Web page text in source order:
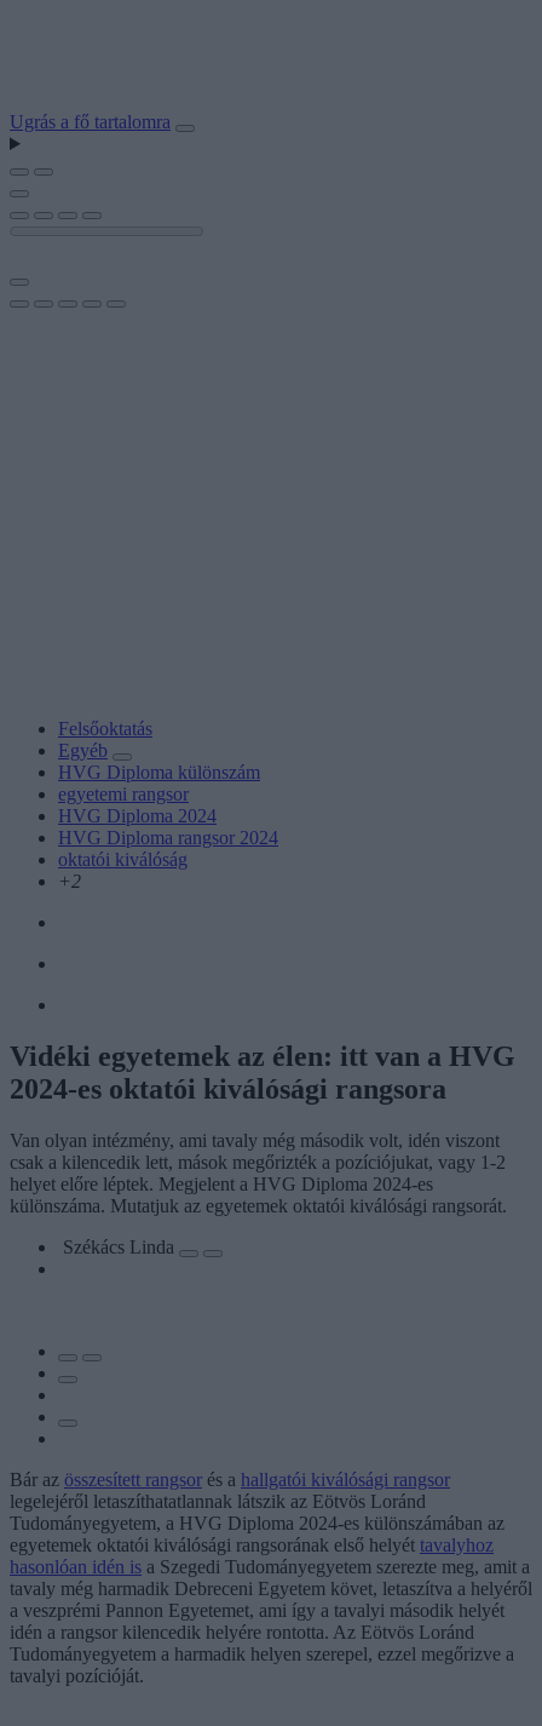
Ugrás a fő tartalomra
Felsőoktatás
Egyéb
HVG Diploma különszám
egyetemi rangsor
HVG Diploma 2024
HVG Diploma rangsor 2024
oktatói kiválóság
+2
Vidéki egyetemek az élen: itt van a HVG
2024-es oktatói kiválósági rangsora
Van olyan intézmény, ami tavaly még második volt, idén viszont
csak a kilencedik lett, mások megőrizték a pozíciójukat, vagy 1-2
helyet előre léptek. Megjelent a HVG Diploma 2024-es
különszáma. Mutatjuk az egyetemek oktatói kiválósági rangsorát.
Székács Linda
Bár az összesített rangsor és a hallgatói kiválósági rangsor
legelejéről letaszíthatatlannak látszik az Eötvös Loránd
Tudományegyetem, a HVG Diploma 2024-es különszámában az
egyetemek oktatói kiválósági rangsorának első helyét tavalyhoz
hasonlóan idén is a Szegedi Tudományegyetem szerezte meg, amit a
tavaly még harmadik Debreceni Egyetem követ, letaszítva a helyéről
a veszprémi Pannon Egyetemet, ami így a tavalyi második helyét
idén a rangsor kilencedik helyére rontotta. Az Eötvös Loránd
Tudományegyetem a harmadik helyen szerepel, ezzel megőrizve a
tavalyi pozícióját.